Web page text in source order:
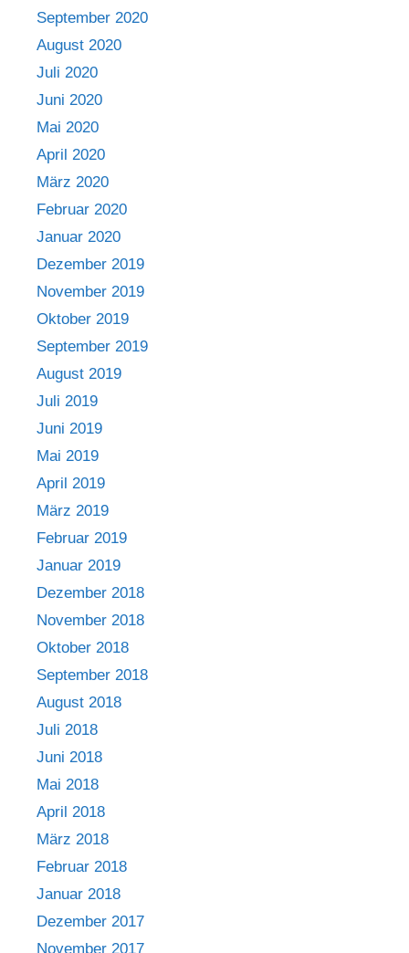
September 2020
August 2020
Juli 2020
Juni 2020
Mai 2020
April 2020
März 2020
Februar 2020
Januar 2020
Dezember 2019
November 2019
Oktober 2019
September 2019
August 2019
Juli 2019
Juni 2019
Mai 2019
April 2019
März 2019
Februar 2019
Januar 2019
Dezember 2018
November 2018
Oktober 2018
September 2018
August 2018
Juli 2018
Juni 2018
Mai 2018
April 2018
März 2018
Februar 2018
Januar 2018
Dezember 2017
November 2017